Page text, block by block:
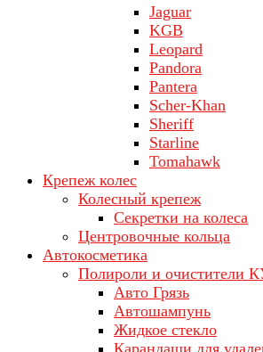
Jaguar
KGB
Leopard
Pandora
Pantera
Scher-Khan
Sheriff
Starline
Tomahawk
Крепеж колес
Колесный крепеж
Секретки на колеса
Центровочные кольца
Автокосметика
Полироли и очистители
Авто Грязь
Автошампунь
Жидкое стекло
Карандаши для